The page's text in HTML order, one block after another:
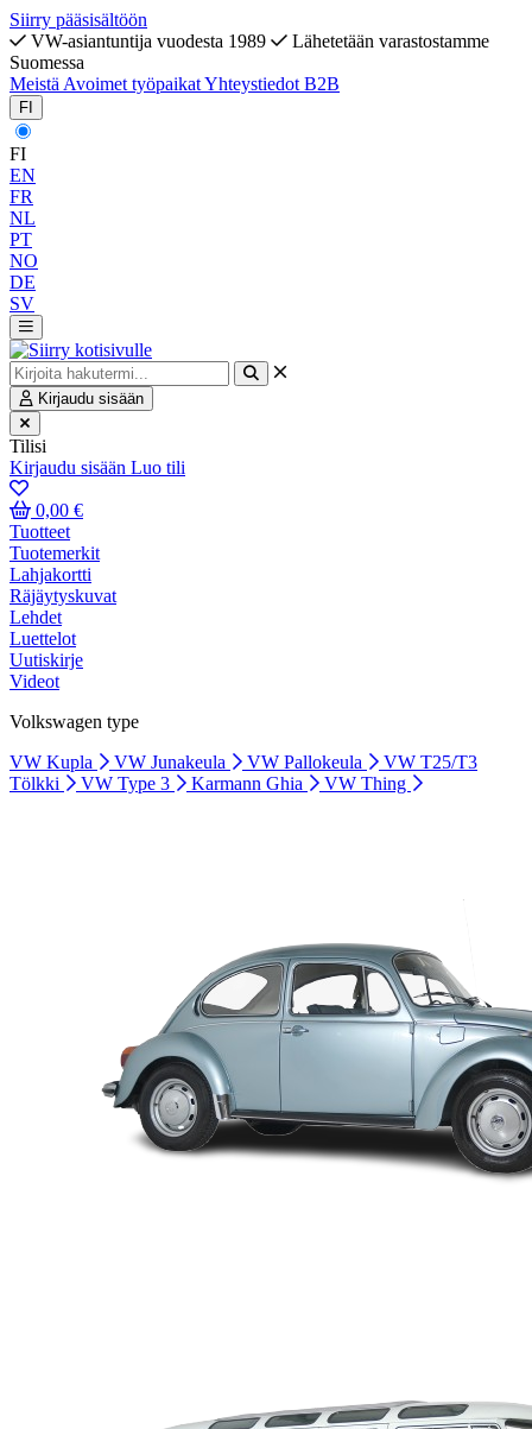
Siirry pääsisältöön
VW-asiantuntija vuodesta 1989
Lähetetään varastostamme
Suomessa
Meistä Avoimet työpaikatYhteystiedot B2B
FI
FI
EN
FR
NL
PT
NO
DE
SV
Kirjaudu sisään
Tilisi
Kirjaudu sisään Luo tili
0,00 €
Tuotteet
Tuotemerkit
Lahjakortti
Räjäytyskuvat
Lehdet
Luettelot
Uutiskirje
Videot
Volkswagen type
VW Kupla
VW Junakeula VW Pallokeula
VW T25/T3
Tölkki
VW Type 3 Karmann Ghia VW Thing